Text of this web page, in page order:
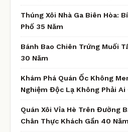
Thúng Xôi Nhà Ga Biên Hòa:
Phố 35 Năm
Bánh Bao Chiên Trứng Muối
30 Năm
Khám Phá Quán Ốc Không
Nghiệm Độc Lạ Không Phải Ai
Quán Xôi Vỉa Hè Trên Đường
Chân Thực Khách Gần 40 Năm